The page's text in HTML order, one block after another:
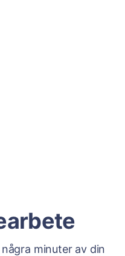
minuter av din